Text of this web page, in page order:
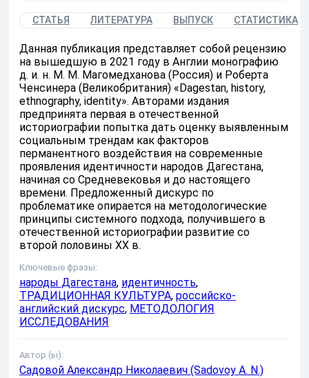
СТАТЬЯ ЛИТЕРАТУРА ВЫПУСК СТАТИСТИКА
Данная публикация представляет собой рецензию
на вышедшую в 2021 году в Англии монографию
д. и. н. М. М. Магомедханова (Россия) и Роберта
Ченсинера (Великобритания) «Dagestan, history,
ethnography, identity». Авторами издания
предпринята первая в отечественной
историографии попытка дать оценку выявленным
социальным трендам как факторов
перманентного воздействия на современные
проявления идентичности народов Дагестана,
начиная со Средневековья и до настоящего
времени. Предложенный дискурс по
проблематике опирается на методологические
принципы системного подхода, получившего в
отечественной историографии развитие со
второй половины XX в.
Ключевые фразы:
народы Дагестана, идентичность,
ТРАДИЦИОННАЯ КУЛЬТУРА, российско-
английский дискурс, МЕТОДОЛОГИЯ
ИССЛЕДОВАНИЯ
Автор (ы):
Садовой Александр Николаевич (Sadovoy A. N.)